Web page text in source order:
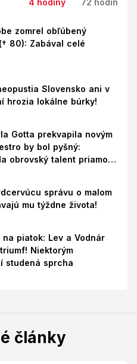
4 hodiny 72 hodín
zomrel obľúbený
80): Zabával celé
Slovensko ani v
hrozia lokálne búrky!
Gotta prekvapila novým
by bol pyšný:
obrovský talent priamo v
správu o malom
mu týždne života!
na piatok: Lev a Vodnár
Niektorým
studená sprcha
články